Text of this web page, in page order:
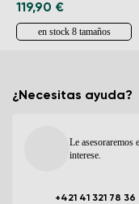
119,90 €
en stock 8 tamaños
¿Necesitas ayuda?
Le asesoraremos
interese.
+421 41 321 78 36